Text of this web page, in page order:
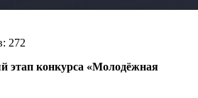
272
этап конкурса «Молодёжная